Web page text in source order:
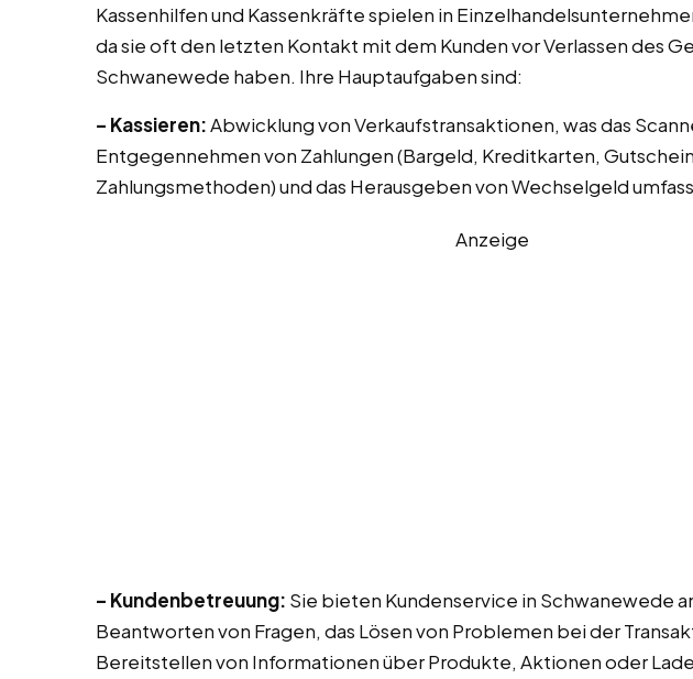
Kassenhilfen und Kassenkräfte spielen in
da sie oft den letzten Kontakt mit dem Kunden vor Verlassen des
Schwanewede haben. Ihre Hauptaufgaben sind:
– Kassieren:Abwicklung von Verkaufstransaktionen, was das
Entgegennehmen von Zahlungen (Bargeld, Kreditkarten,
Zahlungsmethoden) und das Herausgeben von Wechselgeld
Anzeige
– Kundenbetreuung: Sie bieten Kundenservice in Schwanewede
Beantworten von Fragen, das Lösen von Problemen bei der
Bereitstellen von Informationen über Produkte, Aktionen oder